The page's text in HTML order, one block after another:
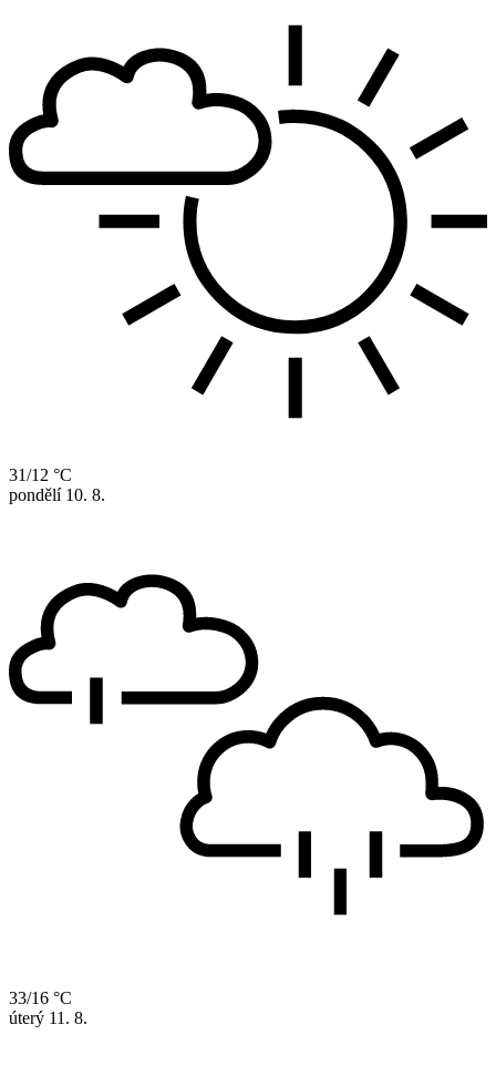
31/12 °C
pondělí 10. 8.
33/16 °C
úterý 11. 8.